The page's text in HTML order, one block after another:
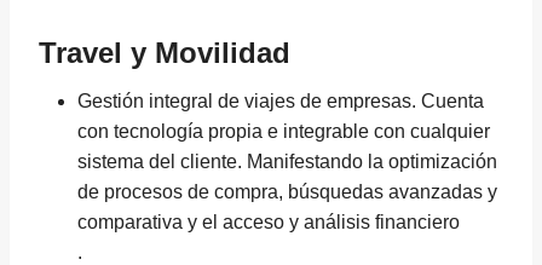
Travel y Movilidad
Gestión integral de viajes de empresas. Cuenta
con tecnología propia e integrable con cualquier
sistema del cliente. Manifestando la optimización
de procesos de compra, búsquedas avanzadas y
comparativa y el acceso y análisis financiero
.